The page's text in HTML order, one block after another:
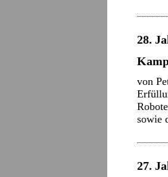
28.
von
sowie
27.